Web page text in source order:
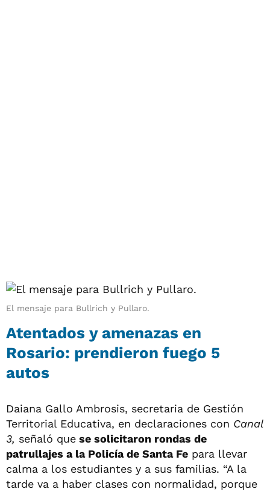
El mensaje para Bullrich y Pullaro.
Atentados y amenazas en
Rosario: prendieron fuego 5
autos
Daiana Gallo Ambrosis, secretaria de Gestión
Territorial Educativa, en declaraciones con Canal
3, señaló que se solicitaron rondas de
patrullajes a la Policía de Santa Fe para llevar
calma a los estudiantes y a sus familias. “A la
tarde va a haber clases con normalidad, porque